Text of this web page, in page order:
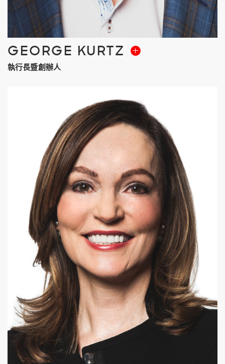
GEORGE KURTZ
執行長暨創辦人